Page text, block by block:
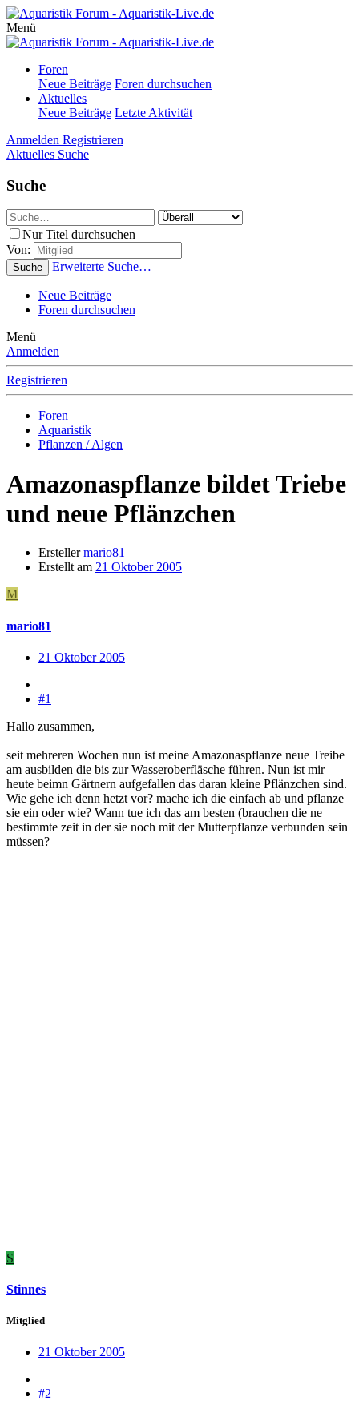
Menü
Foren
Neue Beiträge Foren durchsuchen
Aktuelles
Neue Beiträge Letzte Aktivität
Anmelden Registrieren
Aktuelles Suche
Suche
Nur Titel durchsuchen
Von:
Suche Erweiterte Suche…
Neue Beiträge
Foren durchsuchen
Menü
Anmelden
Registrieren
Foren
Aquaristik
Pflanzen / Algen
Amazonaspflanze bildet Triebe
und neue Pflänzchen
Ersteller mario81
Erstellt am 21 Oktober 2005
M
mario81
21 Oktober 2005
#1
Hallo zusammen,
seit mehreren Wochen nun ist meine Amazonaspflanze neue Treibe
am ausbilden die bis zur Wasseroberfläsche führen. Nun ist mir
heute beimn Gärtnern aufgefallen das daran kleine Pflänzchen sind.
Wie gehe ich denn hetzt vor? mache ich die einfach ab und pflanze
sie ein oder wie? Wann tue ich das am besten (brauchen die ne
bestimmte zeit in der sie noch mit der Mutterpflanze verbunden sein
müssen?
S
Stinnes
Mitglied
21 Oktober 2005
#2